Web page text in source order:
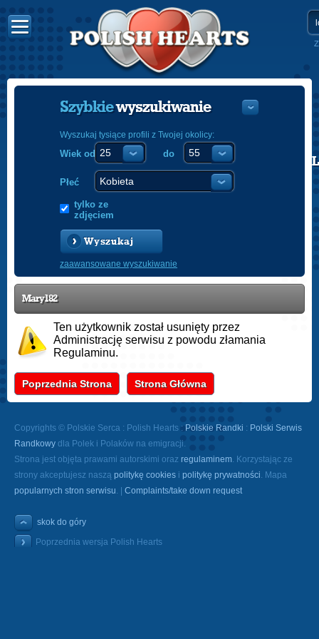
POLISH
Szybkiewyszukiwanie
Wyszukaj tysiące profili z Twojej okolicy:
Wiek od do
Płeć
tylko ze
zdjęciem
Wyszukaj
zaawansowane wyszukiwanie
Mary182
Ten użytkownik został usunięty przez
Administrację serwisu z powodu złamania
Regulaminu.
Poprzednia Strona Strona Główna
Copyrights © Polskie Serca : Polish Hearts : Polskie Randki : Polski Serwis
Randkowy dla Polek i Polaków na emigracji.
Strona jest objęta prawami autorskimi oraz regulaminem. Korzystając ze
strony akceptujesz naszą politykę cookies i politykę prywatności. Mapa
popularnych stron serwisu. | Complaints/take down request
skok do góry
Poprzednia wersja Polish Hearts